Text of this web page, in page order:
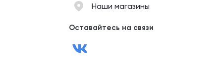
Наши магазины
Оставайтесь на связи